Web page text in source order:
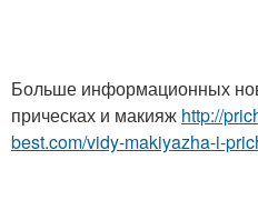
Больше информационных
прическах и макияж http://
best.com/vidy-makiyazha-i-